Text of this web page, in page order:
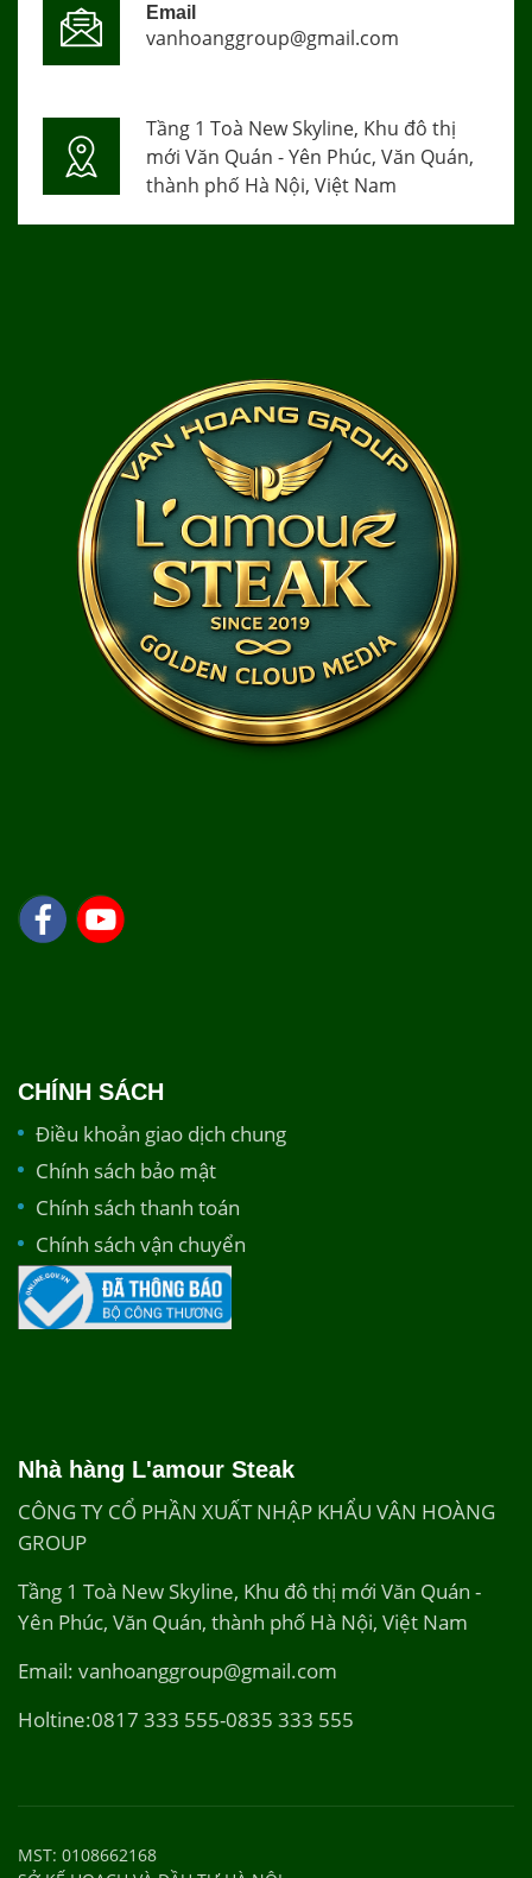
Email
vanhoanggroup@gmail.com
Tầng 1 Toà New Skyline, Khu đô thị
mới Văn Quán - Yên Phúc, Văn Quán,
thành phố Hà Nội, Việt Nam
CHÍNH SÁCH
Điều khoản giao dịch chung
Chính sách bảo mật
Chính sách thanh toán
Chính sách vận chuyển
Nhà hàng L'amour Steak
CÔNG TY CỔ PHẦN XUẤT NHẬP KHẨU VÂN HOÀNG
GROUP
Tầng 1 Toà New Skyline, Khu đô thị mới Văn Quán -
Yên Phúc, Văn Quán, thành phố Hà Nội, Việt Nam
Email: vanhoanggroup@gmail.com
Holtine:0817 333 555-0835 333 555
MST: 0108662168